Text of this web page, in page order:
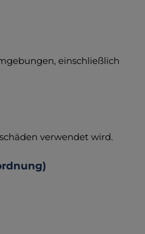
einschließlich
verwendet wird.